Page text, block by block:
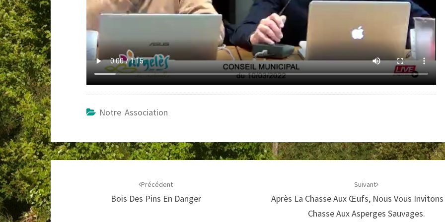
Notre Association
Navigation
d'article
Précédent
Bois Des Pins En Danger
Suivant
Après La Chasse Aux Œufs, Nous Vous Invitons
Chasse Aux Asperges Sauvages.